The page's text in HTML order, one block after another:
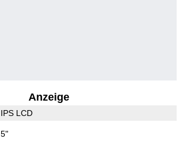
Anzeige
IPS LCD
5"